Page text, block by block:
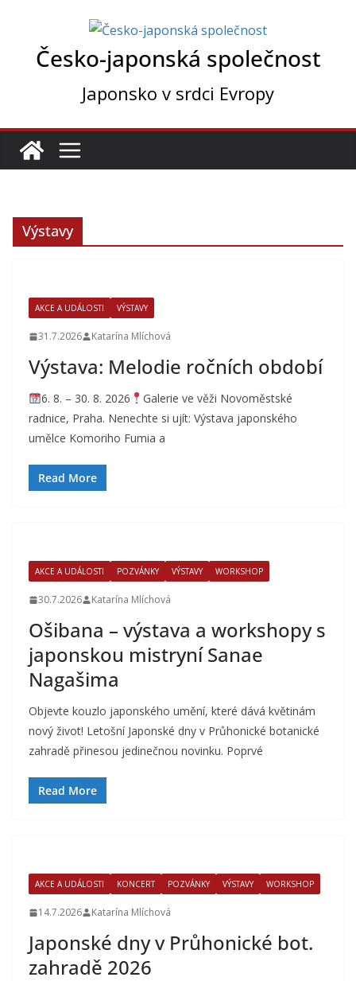
Česko-japonská společnost
Japonsko v srdci Evropy
Výstavy
AKCE A UDÁLOSTI VÝSTAVY
31.7.2026 Katarína Mlíchová
Výstava: Melodie ročních období
6. 8. – 30. 8. 2026
Galerie ve věži Novoměstské
radnice, Praha. Nenechte si ujít: Výstava japonského
umělce Komoriho Fumia a
Read More
AKCE A UDÁLOSTI POZVÁNKY VÝSTAVY WORKSHOP
30.7.2026 Katarína Mlíchová
Ošibana – výstava a workshopy s
japonskou mistryní Sanae
Nagašima
Objevte kouzlo japonského umění, které dává květinám
nový život! Letošní Japonské dny v Průhonické botanické
zahradě přinesou jedinečnou novinku. Poprvé
Read More
AKCE A UDÁLOSTI KONCERT POZVÁNKY VÝSTAVY WORKSHOP
14.7.2026 Katarína Mlíchová
Japonské dny v Průhonické bot.
zahradě 2026